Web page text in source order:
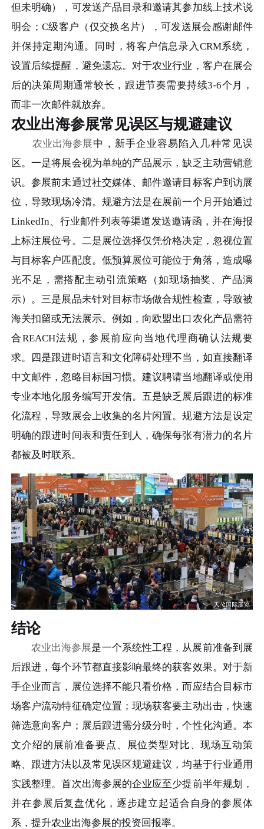
但未明确），可发送产品目录和邀请其参加线上技术说
明会；C级客户（仅交换名片），可发送展会感谢邮件
并保持定期沟通。同时，将客户信息录入CRM系统，
设置后续提醒，避免遗忘。对于农业行业，客户在展会
后的决策周期通常较长，跟进节奏需要持续3-6个月，
而非一次邮件就放弃。
农业出海参展常见误区与规避建议
农业出海参展中，新手企业容易陷入几种常见误
区。一是将展会视为单纯的产品展示，缺乏主动营销意
识。参展前未通过社交媒体、邮件邀请目标客户到访展
位，导致现场冷清。规避方法是在展前一个月开始通过
LinkedIn、行业邮件列表等渠道发送邀请函，并在海报
上标注展位号。二是展位选择仅凭价格决定，忽视位置
与目标客户匹配度。低预算展位可能位于角落，造成曝
光不足，需搭配主动引流策略（如现场抽奖、产品演
示）。三是展品未针对目标市场做合规性检查，导致被
海关扣留或无法展示。例如，向欧盟出口农化产品需符
合REACH法规，参展前应向当地代理商确认法规要
求。四是跟进时语言和文化障碍处理不当，如直接翻译
中文邮件，忽略目标国习惯。建议聘请当地翻译或使用
专业本地化服务编写开发信。五是缺乏展后跟进的标准
化流程，导致展会上收集的名片闲置。规避方法是设定
明确的跟进时间表和责任到人，确保每张有潜力的名片
都被及时联系。
结论
农业出海参展是一个系统性工程，从展前准备到展
后跟进，每个环节都直接影响最终的获客效果。对于新
手企业而言，展位选择不能只看价格，而应结合目标市
场客户流动特征确定位置；现场获客要主动出击，快速
筛选意向客户；展后跟进需分级分时，个性化沟通。本
文介绍的展前准备要点、展位类型对比、现场互动策
略、跟进方法以及常见误区规避建议，均基于行业通用
实践整理。首次出海参展的企业应至少提前半年规划，
并在参展后复盘优化，逐步建立起适合自身的参展体
系，提升农业出海参展的投资回报率。